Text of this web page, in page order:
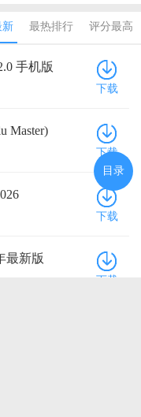
手机上体验实在是不
以及按钮设计的大一
大一些。 总而言之，
型的重点游戏来说。
还是有一些小细节。
服务器断联这种问
，我并不是很推荐大
时会显得有些平淡是
玩家带来不错的游戏
能力的一次重大考
。看着村落从无到
，玩家会深刻体会到
家的策略思维和管理
分配，玩家能够逐渐
的发展更为顺利。同
题，如突发事件、资
的复杂性和挑战性。
种漫长的过程正是体
与其他类型游戏完全
感。
新 最热排行 评分最高
手机版
下载
Master)
下载
下载
最新版
下载
目录